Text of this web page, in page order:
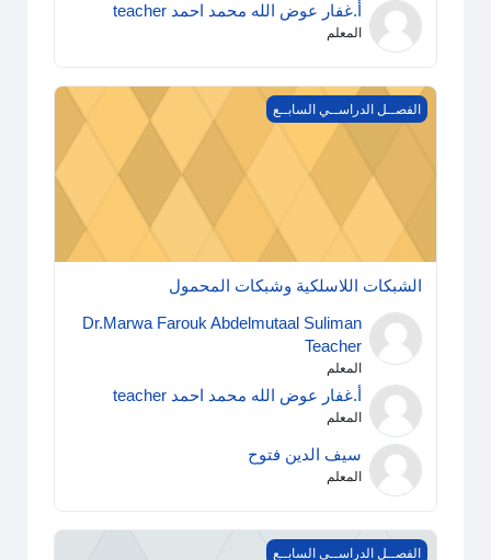
أ.غفار عوض الله محمد احمد teacher
المعلم
الشبكات اللاسلكية وشبكات المحمول
الفصــل الدراســي السابــع
الشبكات اللاسلكية وشبكات المحمول
Dr.Marwa Farouk Abdelmutaal Suliman
Teacher
المعلم
أ.غفار عوض الله محمد احمد teacher
المعلم
سيف الدين فتوح
المعلم
تنقيب البيانات
الفصــل الدراســي السابــع